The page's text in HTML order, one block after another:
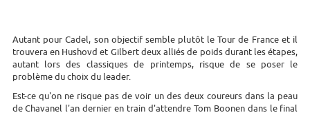
Autant pour Cadel, son objectif semble plutôt le Tour de France et il
trouvera en Hushovd et Gilbert deux alliés de poids durant les étapes,
autant lors des classiques de printemps, risque de se poser le
problème du choix du leader.
Est-ce qu'on ne risque pas de voir un des deux coureurs dans la peau
de Chavanel l'an dernier en train d'attendre Tom Boonen dans le final